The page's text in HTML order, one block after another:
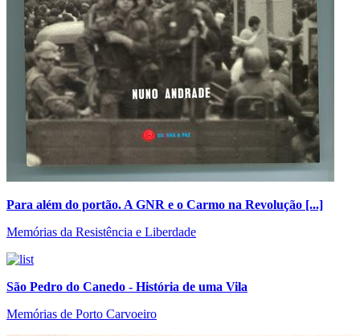
Para além do portão. A GNR e o Carmo na Revolução [...]
Memórias da Resistência e Liberdade
São Pedro do Canedo - História de uma Vila
Memórias de Porto Carvoeiro